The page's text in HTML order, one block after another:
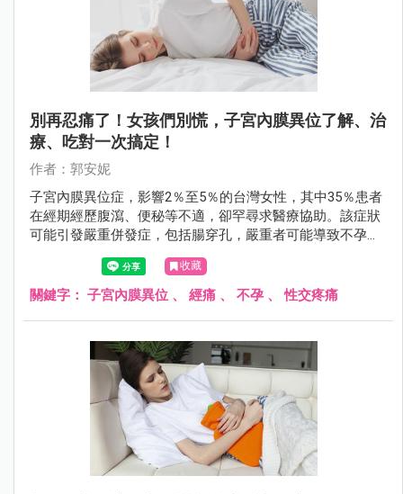
別再忍痛了！女孩們別慌，子宮內膜異位了解、治
療、吃對一次搞定！
作者：郭安妮
子宮內膜異位症，影響2％至5％的台灣女性，其中35％患者
在經期經歷腹瀉、便秘等不適，卻罕尋求醫療協助。該症狀
可能引發嚴重併發症，包括腸穿孔，嚴重者可能導致不孕。
臨床表現包括經痛、不孕症、性交疼痛等。及早發現及治療
至關重要，特別對計劃生育的女性，懷孕期間的荷爾蒙變化
有助於症狀緩解。
收藏
關鍵字： 子宮內膜異位 、 經痛 、 不孕 、性交疼痛